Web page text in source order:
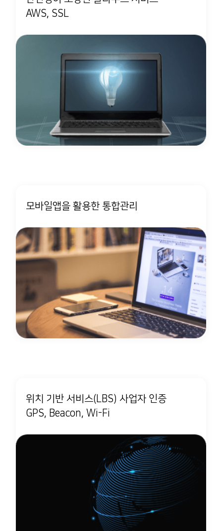
AWS, SSL
모바일앱을 활용한 통합관리
위치 기반 서비스(LBS) 사업자 인증
GPS, Beacon, Wi-Fi